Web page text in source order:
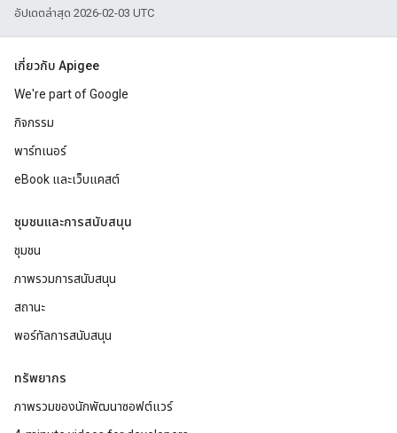
อัปเดตล่าสุด 2026-02-03 UTC
เกี่ยวกับ Apigee
We're part of Google
กิจกรรม
พาร์ทเนอร์
eBook และเว็บแคสต์
ชุมชนและการสนับสนุน
ชุมชน
ภาพรวมการสนับสนุน
สถานะ
พอร์ทัลการสนับสนุน
ทรัพยากร
ภาพรวมของนักพัฒนาซอฟต์แวร์